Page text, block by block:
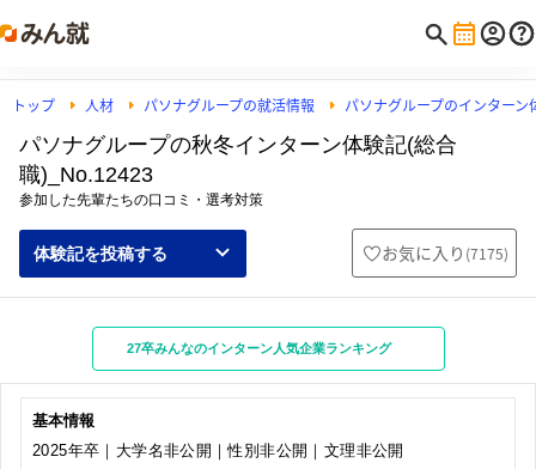
トップ 人材 パソナグループの就活情報 パソナグループのインターン
パソナグループの秋冬インターン体験記(総合
職)_No.12423
参加した先輩たちの口コミ・選考対策
体験記を投稿する お気に入り (7175)
27卒みんなのインターン人気企業ランキング
基本情報
2025年卒｜大学名非公開｜性別非公開｜文理非公開